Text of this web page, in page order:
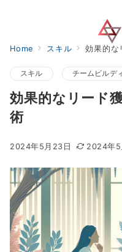
Home スキル 効果的な
スキル チームビルデ
効果的なリード
術
2024年5月23日 2024年5